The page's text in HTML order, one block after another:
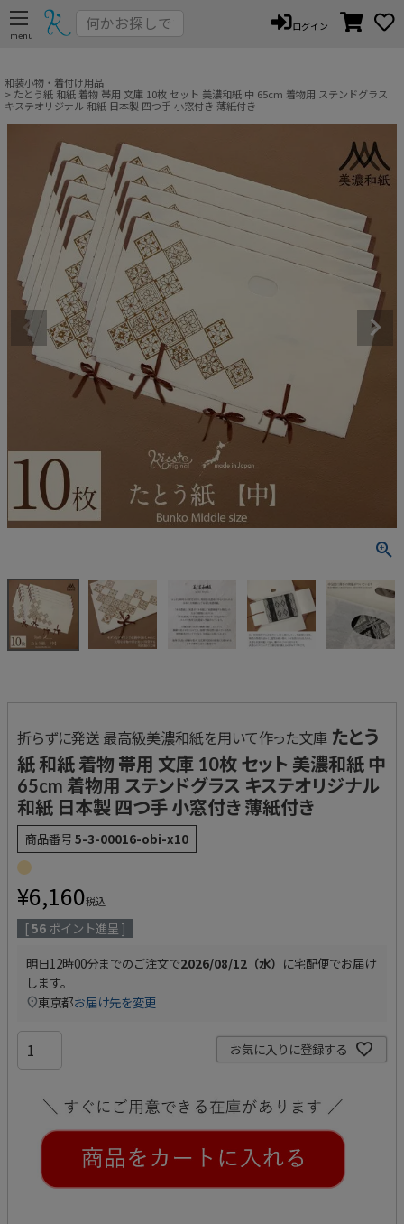
ログイン
和装小物・着付け用品
たとう紙 和紙 着物 帯用 文庫 10枚 セット 美濃和紙 中 65cm 着物用 ステンドグラス
キステオリジナル 和紙 日本製 四つ手 小窓付き 薄紙付き
折らずに発送 最高級美濃和紙を用いて作った文庫 たとう
紙 和紙 着物 帯用 文庫 10枚 セット 美濃和紙 中
65cm 着物用 ステンドグラス キステオリジナル
和紙 日本製 四つ手 小窓付き 薄紙付き
商品番号5-3-00016-obi-x10
¥6,160税込
[56 ポイント進呈 ]
明日12時00分までのご注文で2026/08/12（水） に宅配便でお届け
します。
東京都お届け先を変更
お気に入りに登録する
ペー
ジト